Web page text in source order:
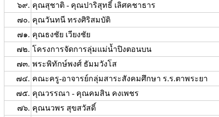
๖๙. คุณสุชาติ - คุณปาริสุทธิ์ เลิศคชาธาร
๗๐. คุณวันทนี ทรงศิริสมบัติ
๗๑. คุณธงชัย เวียงชัย
๗๒. โครงการจัดการลุ่มแม่น้ำปิงตอนบน
๗๓. พระพิทักษ์พงศ์ ธัมมวังโส
๗๔. คณะครู-อาจารย์กลุ่มสาระสังคมศึกษา ร.ร.ตาพระยา
๗๕. คุณวรรณา - คุณคมสิน คงเพชร
๗๖. คุณนวพร สุขสวัสดิ์